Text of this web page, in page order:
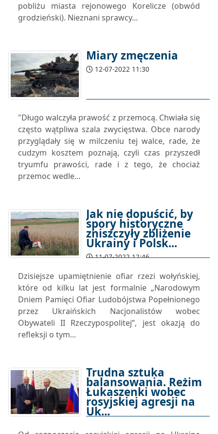
pobliżu miasta rejonowego Korelicze (obwód
grodzieński). Nieznani sprawcy...
Miary zmęczenia
12-07-2022 11:30
"Długo walczyła prawość z przemocą. Chwiała się
często wątpliwa szala zwycięstwa. Obce narody
przyglądały się w milczeniu tej walce, rade, że
cudzym kosztem poznają, czyli czas przyszedł
tryumfu prawości, rade i z tego, że chociaż
przemoc wedle...
Jak nie dopuścić, by
spory historyczne
zniszczyły zbliżenie
Ukrainy i Polsk...
11-07-2022 12:46
Dzisiejsze upamiętnienie ofiar rzezi wołyńskiej,
które od kilku lat jest formalnie „Narodowym
Dniem Pamięci Ofiar Ludobójstwa Popełnionego
przez Ukraińskich Nacjonalistów wobec
Obywateli II Rzeczypospolitej”, jest okazją do
refleksji o tym...
Trudna sztuka
balansowania. Reżim
Łukaszenki wobec
rosyjskiej agresji na
Uk...